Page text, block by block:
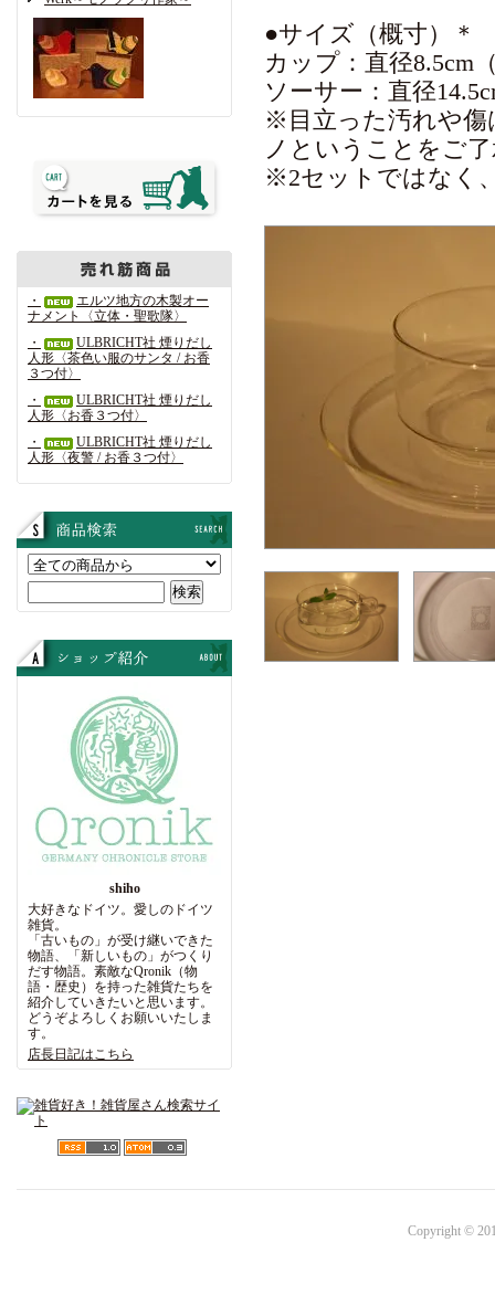
・
エルツ地方の木製オー
ナメント〈立体・聖歌隊〉
・
ULBRICHT社 煙りだし
人形〈茶色い服のサンタ / お香
３つ付〉
・
ULBRICHT社 煙りだし
人形〈お香３つ付〉
・
ULBRICHT社 煙りだし
人形〈夜警 / お香３つ付〉
shiho
大好きなドイツ。愛しのドイツ
雑貨。
「古いもの」が受け継いできた
物語、「新しいもの」がつくり
だす物語。素敵なQronik（物
語・歴史）を持った雑貨たちを
紹介していきたいと思います。
どうぞよろしくお願いいたしま
す。
店長日記はこちら
●サイズ（概寸）＊
カップ：直径8.5cm
ソーサー：直径
※目立った汚れや傷
ノということをご
※2セットではなく
Copyright ©